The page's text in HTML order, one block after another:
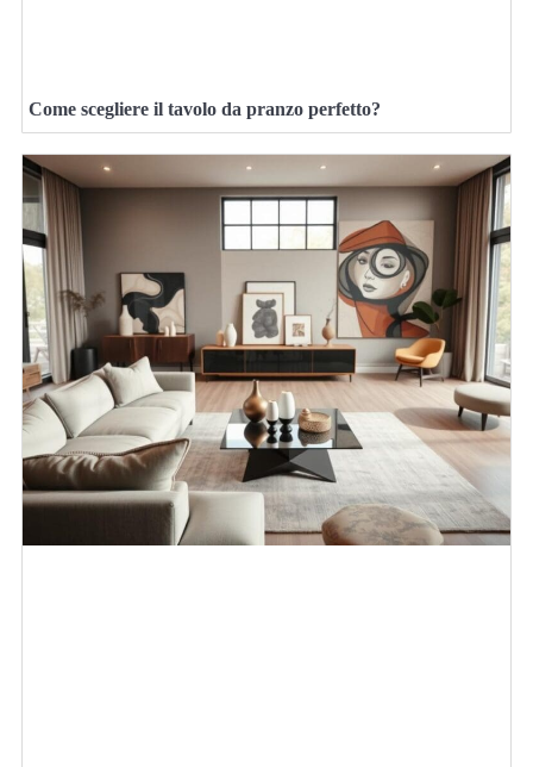
Come scegliere il tavolo da pranzo perfetto?